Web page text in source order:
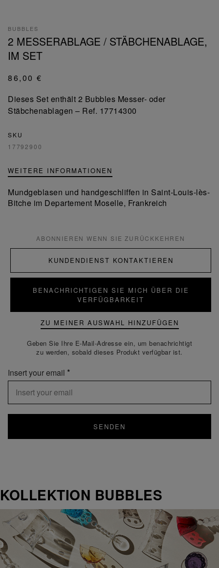
BUBBLES
2 MESSERABLAGE / STÄBCHENABLAGE,
IM SET
86,00 €
Dieses Set enthält 2 Bubbles Messer- oder
Stäbchenablagen – Ref. 17714300
SKU
17792900
WEITERE INFORMATIONEN
Mundgeblasen und handgeschliffen in Saint-Louis-lès-
Bitche im Departement Moselle, Frankreich
ABONNIEREN WENN SIE ZURÜCKKEHREN
KUNDENDIENST KONTAKTIEREN
BENACHRICHTIGEN SIE MICH ÜBER DIE
VERFÜGBARKEIT
ZU MEINER AUSWAHL HINZUFÜGEN
Geben Sie Ihre E-Mail-Adresse ein, um benachrichtigt
zu werden, sobald dieses Produkt verfügbar ist.
Insert your email
SENDEN
KOLLEKTION BUBBLES